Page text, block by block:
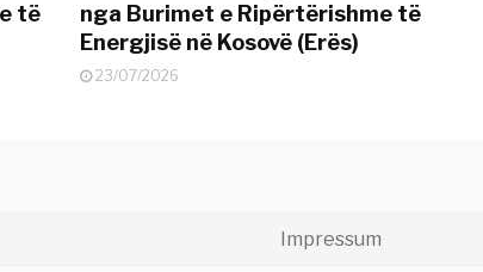
të
nga Burimet e Ripërtërishme të
Energjisë në Kosovë (Erës)
23/07/2026
Impressum